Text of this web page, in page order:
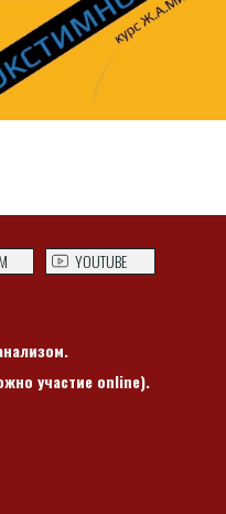
участие online).
YOUTUBE